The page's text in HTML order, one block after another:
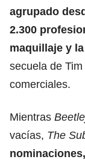
agrupado
2.300
maquillaje y
secuela de
comerciales.
Mientras
vacías, The